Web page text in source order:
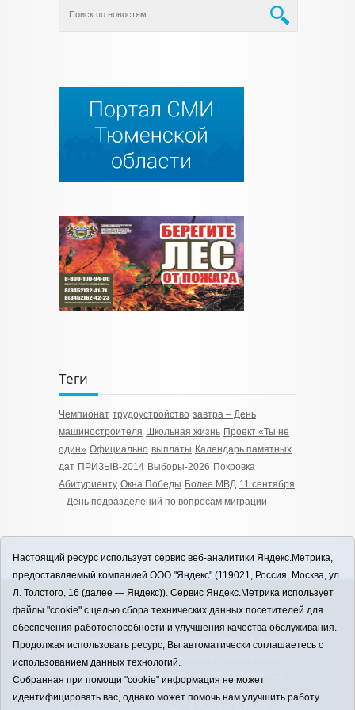
Теги
Чемпионат трудоустройство завтра – День
машиностроителя Школьная жизнь Проект «Ты не
один» Официально выплаты Календарь памятных
дат ПРИЗЫВ-2014 Выборы-2026 Покровка
Абитуриенту Окна Победы Более МВД 11 сентября
– День подразделений по вопросам миграции
12+
ЗАВОДОУКОВСК online / Новости
Заводоуковского муниципального округа, 2026
Учредитель: АНО "Информационно-издательский
центр "Заводоуковские вести". Главный редактор:
Настоящий ресурс использует сервис веб-аналитики Яндекс.Метрика,
предоставляемый компанией ООО "Яндекс" (119021, Россия, Москва, ул.
Л. Толстого, 16 (далее — Яндекс)). Сервис Яндекс.Метрика использует
файлы "cookie" с целью сбора технических данных посетителей для
обеспечения работоспособности и улучшения качества обслуживания.
Продолжая использовать ресурс, Вы автоматически соглашаетесь с
использованием данных технологий.
Собранная при помощи "cookie" информация не может
идентифицировать вас, однако может помочь нам улучшить работу